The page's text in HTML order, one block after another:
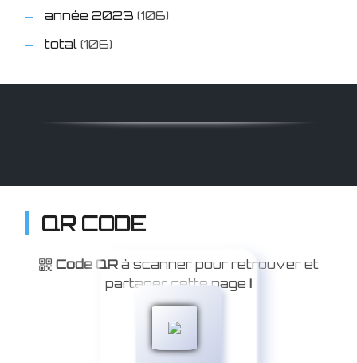
année 2023 (106)
total (106)
QR CODE
Code QR à scanner pour retrouver et
partager cette page !